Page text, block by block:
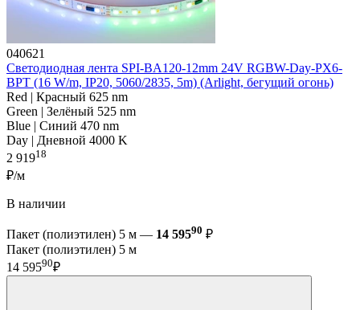
040621
Светодиодная лента SPI-BA120-12mm 24V RGBW-Day-PX6-
BPT (16 W/m, IP20, 5060/2835, 5m) (Arlight, бегущий огонь)
Red | Красный 625 nm
Green | Зелёный 525 nm
Blue | Синий 470 nm
Day | Дневной 4000 K
2 91918
₽/м
В наличии
Пакет (полиэтилен) 5 м — 14 59590 ₽
Пакет (полиэтилен) 5 м
14 59590₽